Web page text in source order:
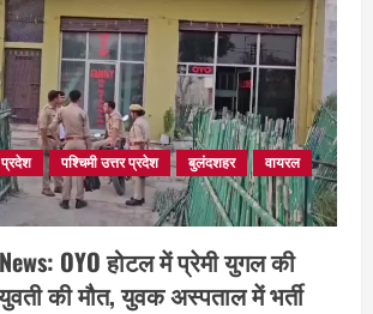
प्रदेश पश्चिमी उत्तर प्रदेश बुलंदशहर
वायरल
OYO होटल में प्रेमी युगल की
की मौत, युवक अस्पताल में भर्ती